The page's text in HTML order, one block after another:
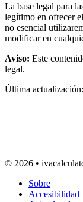
La base legal para
legítimo en ofrecer
no esencial
modificar en
Aviso: Este
legal.
Última
© 2026 •
Sobre
Accesibilidad